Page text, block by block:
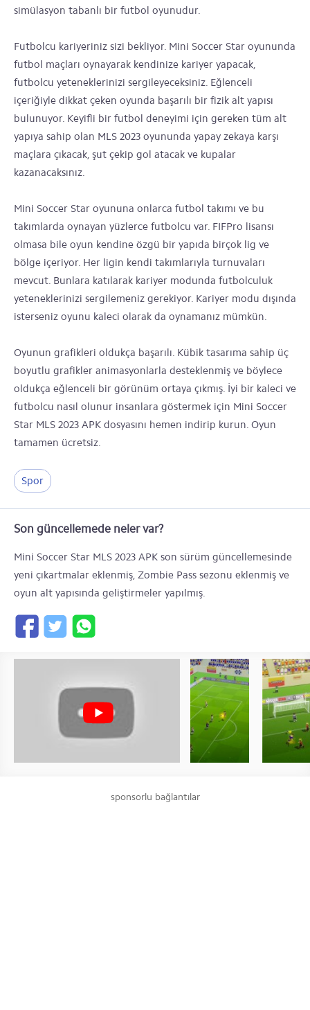
simülasyon tabanlı bir futbol oyunudur.
Futbolcu kariyeriniz sizi bekliyor. Mini Soccer Star oyununda
futbol maçları oynayarak kendinize kariyer yapacak,
futbolcu yeteneklerinizi sergileyeceksiniz. Eğlenceli
içeriğiyle dikkat çeken oyunda başarılı bir fizik alt yapısı
bulunuyor. Keyifli bir futbol deneyimi için gereken tüm alt
yapıya sahip olan MLS 2023 oyununda yapay zekaya karşı
maçlara çıkacak, şut çekip gol atacak ve kupalar
kazanacaksınız.
Mini Soccer Star oyununa onlarca futbol takımı ve bu
takımlarda oynayan yüzlerce futbolcu var. FIFPro lisansı
olmasa bile oyun kendine özgü bir yapıda birçok lig ve
bölge içeriyor. Her ligin kendi takımlarıyla turnuvaları
mevcut. Bunlara katılarak kariyer modunda futbolculuk
yeteneklerinizi sergilemeniz gerekiyor. Kariyer modu dışında
isterseniz oyunu kaleci olarak da oynamanız mümkün.
Oyunun grafikleri oldukça başarılı. Kübik tasarıma sahip üç
boyutlu grafikler animasyonlarla desteklenmiş ve böylece
oldukça eğlenceli bir görünüm ortaya çıkmış. İyi bir kaleci ve
futbolcu nasıl olunur insanlara göstermek için Mini Soccer
Star MLS 2023 APK dosyasını hemen indirip kurun. Oyun
tamamen ücretsiz.
Spor
Son güncellemede neler var?
Mini Soccer Star MLS 2023 APK son sürüm güncellemesinde
yeni çıkartmalar eklenmiş, Zombie Pass sezonu eklenmiş ve
oyun alt yapısında geliştirmeler yapılmış.
sponsorlu bağlantılar